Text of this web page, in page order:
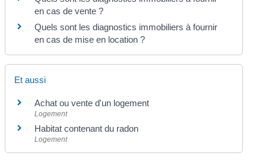
en cas de vente ?
Quels sont les diagnostics immobiliers à fournir
en cas de mise en location ?
Et aussi
Achat ou vente d'un logement
Logement
Habitat contenant du radon
Logement